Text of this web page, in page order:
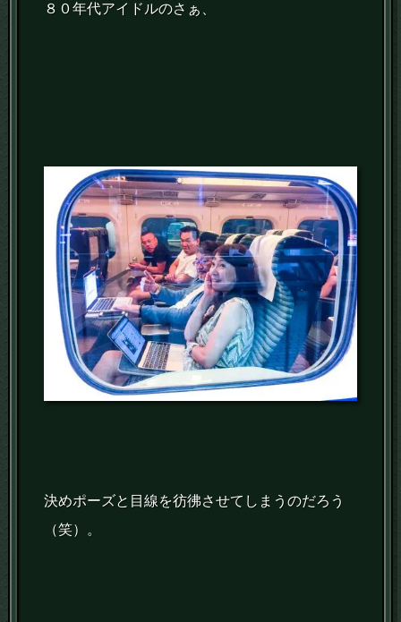
８０年代アイドルのさぁ、
決めポーズと目線を彷彿させてしまうのだろう
（笑）。